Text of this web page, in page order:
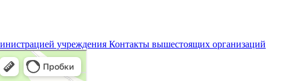
учреждения Контакты вышестоящих организаций